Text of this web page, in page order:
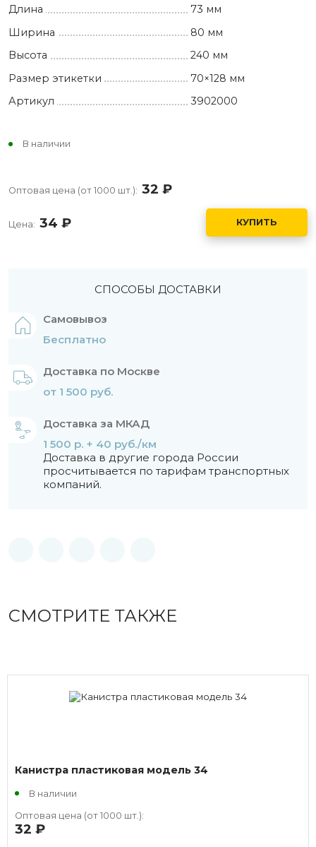
Длина
73 мм
Ширина
80 мм
Высота
240 мм
Размер этикетки
70×128 мм
Артикул
3902000
В наличии
Оптовая цена (от 1000 шт.): 32
Цена: 34 КУПИТЬ
СПОСОБЫ ДОСТАВКИ
Самовывоз
Бесплатно
Доставка по Москве
от 1 500 руб.
Доставка за МКАД
1 500 р. + 40 руб./км
Доставка в другие города России
просчитывается по тарифам транспортных
компаний.
СМОТРИТЕ ТАКЖЕ
Канистра пластиковая модель 34
В наличии
Оптовая цена (от 1000 шт.):
32